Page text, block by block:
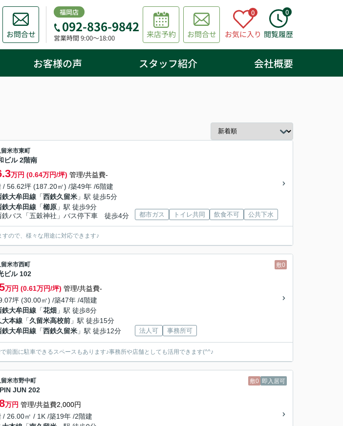
お問合せ
福岡店
092-836-9842
営業時間 9:00～18:00 来店予約 お問合せ
0
お気に入り
0
閲覧履歴
お客様の声 スタッフ紹介 会社概要
米市東町
ビル 2階南
万円 (0.64万円/坪) 管理/共益費-
/ 56.62坪 (187.20㎡) /築49年 /6階建
鉄大牟田線 「西鉄久留米 」駅 徒歩5分
鉄大牟田線 「櫛原 」駅 徒歩9分
鉄バス「五穀神社」バス停下車 徒歩4分
都市ガス トイレ共同 飲食不可 公共下水
ので、様々な用途に対応できます♪
敷0
米市西町
ビル 102
万円 (0.61万円/坪) 管理/共益費-
坪 (30.00㎡) /築47年 /4階建
鉄大牟田線 「花畑 」駅 徒歩8分
大本線 「久留米高校前 」駅 徒歩15分
鉄大牟田線 「西鉄久留米 」駅 徒歩12分 法人可 事務所可
前面に駐車できるスペースもあります♪事務所や店舗としても活用できます(^^♪
敷0 即入居可
米市野中町
JUN 202
万円 管理/共益費2,000円
/ 26.00㎡ / 1K /築19年 /2階建